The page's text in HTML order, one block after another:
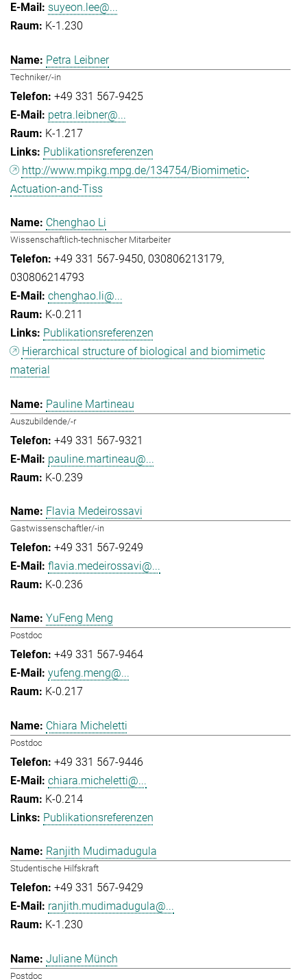
suyeon.lee@...
K-1.230
Petra Leibner
Techniker/-in
+49 331 567-9425
petra.leibner@...
K-1.217
Publikationsreferenzen
http://www.mpikg.mpg.de/134754/Biomimetic-
Actuation-and-Tiss
Chenghao Li
Wissenschaftlich-technischer Mitarbeiter
+49 331 567-9450 030806213179
030806214793
chenghao.li@...
K-0.211
Publikationsreferenzen
Hierarchical structure of biological and biomimetic
material
Pauline Martineau
Auszubildende/-r
+49 331 567-9321
pauline.martineau@...
K-0.239
Flavia Medeirossavi
Gastwissenschaftler/-in
+49 331 567-9249
flavia.medeirossavi@...
K-0.236
YuFeng Meng
Postdoc
+49 331 567-9464
yufeng.meng@...
K-0.217
Chiara Micheletti
Postdoc
+49 331 567-9446
chiara.micheletti@...
K-0.214
Publikationsreferenzen
Ranjith Mudimadugula
Studentische Hilfskraft
+49 331 567-9429
ranjith.mudimadugula@...
K-1.230
Juliane Münch
Postdoc